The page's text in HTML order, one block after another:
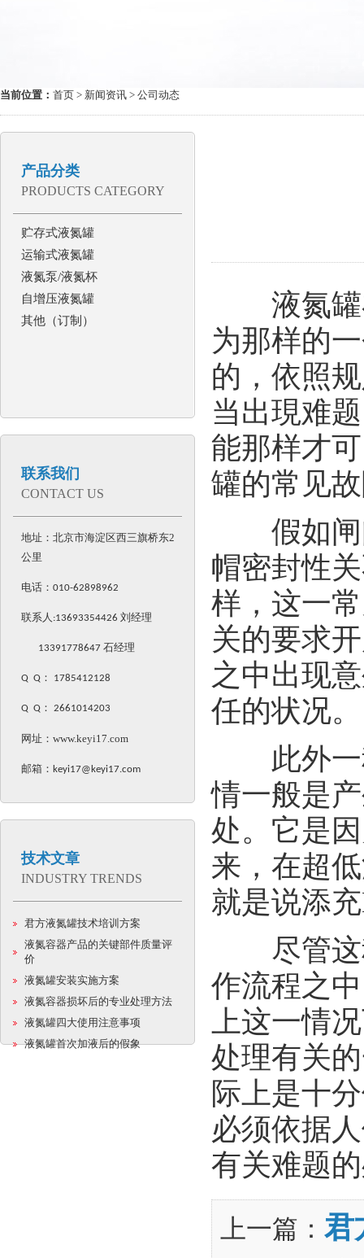
当前位置： 首页 > 新闻资讯 > 公司动态
产品分类
PRODUCTS CATEGORY
贮存式液氮罐
运输式液氮罐
液氮泵/液氮杯
自增压液氮罐
其他（订制）
联系我们
CONTACT US
地址：北京市海淀区西三旗桥东2
公里
电话： 010-62898962
联系人:13693354426 刘经理
13391778647 石经理
Q Q ： 1785412128
Q Q ： 2661014203
网址： www.keyi17.com
邮箱： keyi17@keyi17.com
技术文章
INDUSTRY TRENDS
君方液氮罐技术培训方案
液氮容器产品的关键部件质量评
价
液氮罐安装实施方案
液氮容器损坏后的专业处理方法
液氮罐四大使用注意事项
液氮罐首次加液后的假象
液氮罐
为那样的
的，依照
当出現难
能那样才
罐的常见
假如闸
帽密封性
样，这一
关的要求
之中出现
任的状况。
此外一
情一般是
处。它是
来，在超
就是说添
尽管这
作流程之
上这一情
处理有关
际上是十
必须依据
有关难题
上一篇： 君